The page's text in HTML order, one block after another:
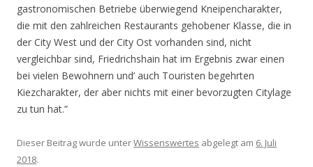
gastronomischen Betriebe überwiegend Kneipencharakter,
die mit den zahlreichen Restaurants gehobener Klasse, die in
der City West und der City Ost vorhanden sind, nicht
vergleichbar sind, Friedrichshain hat im Ergebnis zwar einen
bei vielen Bewohnern und’ auch Touristen begehrten
Kiezcharakter, der aber nichts mit einer bevorzugten Citylage
zu tun hat.”
Dieser Beitrag wurde unterWissenswertes abgelegt am 6. Juli
2018.